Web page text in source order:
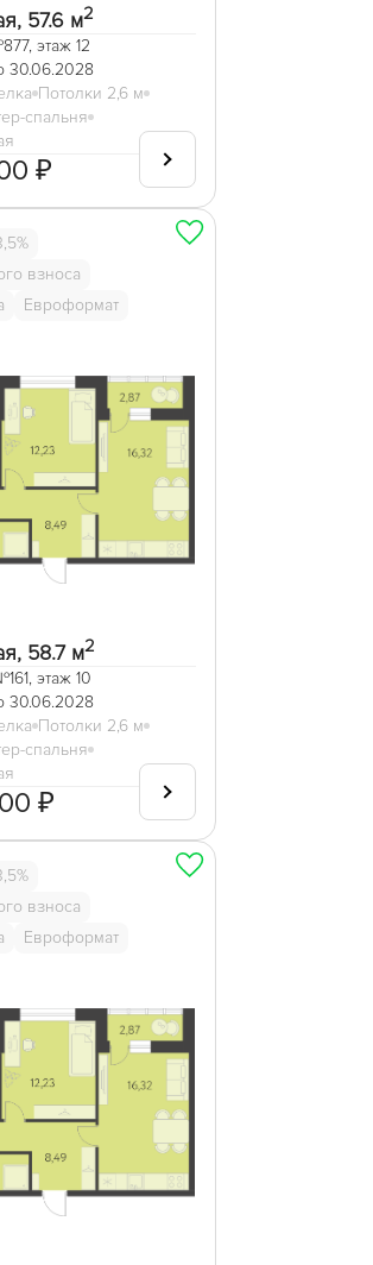
57.6 м2
этаж 12
30.06.2028
Потолки 2,6 м
спальня
₽
взноса
Евроформат
58.7 м2
этаж 10
30.06.2028
Потолки 2,6 м
спальня
₽
взноса
Евроформат